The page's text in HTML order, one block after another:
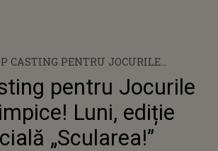
CASTING PENTRU JOCURILE
LUNI, EDIȚIE SPECIALĂ
pentru Jocurile
Luni, ediție
„Scularea!”